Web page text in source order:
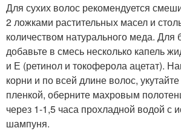
Для сухих волос рекомендуется
2 ложками растительных масел и
количеством натурального меда.
добавьте в смесь несколько капель
и Е (ретинол и токоферола ацетат).
корни и по всей длине волос,
пленкой, оберните махровым
через 1-1,5 часа прохладной водой с
шампуня.